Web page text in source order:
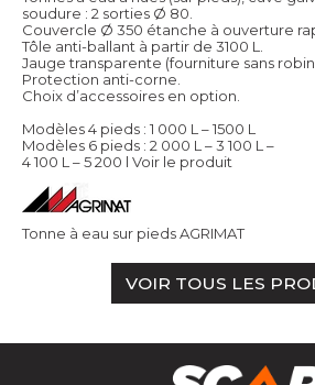
soudure : 2 sorties Ø 80.
Couvercle Ø 350 étanche à ouverture
Tôle anti-ballant à partir de 3100 L.
Jauge transparente (fourniture sans
Protection anti-corne.
Choix d’accessoires en option.
Modèles 4 pieds : 1 000 L – 1500 L
Modèles 6 pieds : 2 000 L – 3 100 L –
4 100 L – 5 200 l Voir le produit
Tonne à eau sur pieds AGRIMAT
VOIR TOUS LES